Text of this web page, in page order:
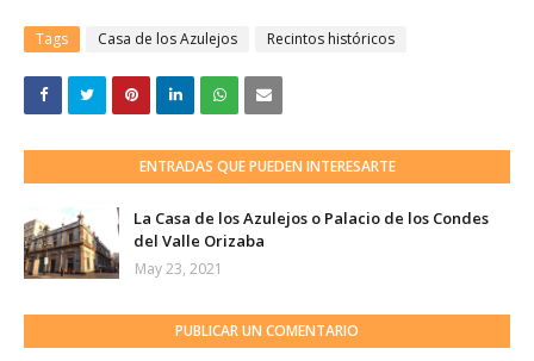
Tags Casa de los Azulejos Recintos históricos
ENTRADAS QUE PUEDEN INTERESARTE
La Casa de los Azulejos o Palacio de los Condes
del Valle Orizaba
May 23, 2021
PUBLICAR UN COMENTARIO